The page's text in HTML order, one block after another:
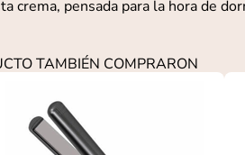
crema, pensada para la hora de
TAMBIÉN COMPRARON